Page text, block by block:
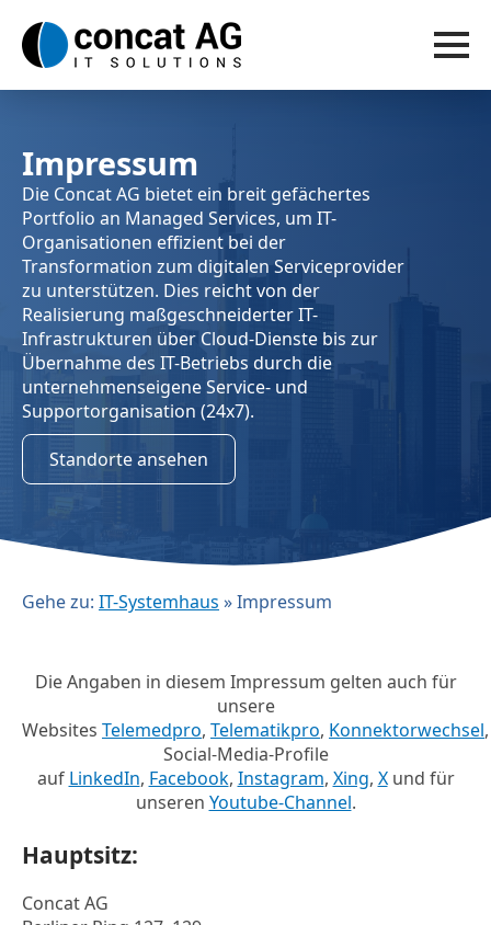
Impressum
Die Concat AG bietet ein breit gefächertes
Portfolio an Managed Services, um IT-
Organisationen effizient bei der
Transformation zum digitalen Serviceprovider
zu unterstützen. Dies reicht von der
Realisierung maßgeschneiderter IT-
Infrastrukturen über Cloud-Dienste bis zur
Übernahme des IT-Betriebs durch die
unternehmenseigene Service- und
Supportorganisation (24x7).
Standorte ansehen
Gehe zu: IT-Systemhaus »Impressum
Die Angaben in diesem Impressum gelten auch für
unsere
Websites Telemedpro, Telematikpro, Konnektorwechsel
Social-Media-Profile
auf LinkedIn, Facebook, Instagram, Xing, Xund für
unseren Youtube-Channel.
Hauptsitz:
Concat AG